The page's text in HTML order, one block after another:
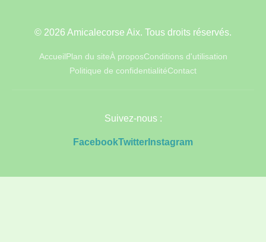
© 2026 Amicalecorse Aix. Tous droits réservés.
AccueilPlan du siteÀ proposConditions d'utilisation
Politique de confidentialitéContact
Suivez-nous :
FacebookTwitter Instagram